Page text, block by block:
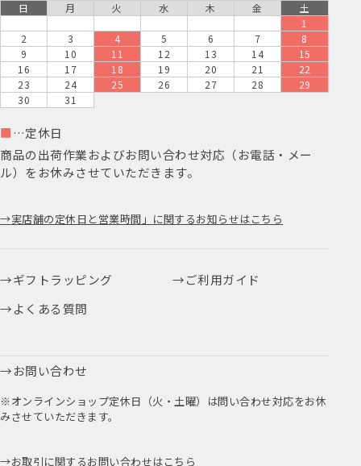
日 月 火 水 木 金
土
1
2
3 4 5 6 7
8
9
10 11 12 13 14
15
16
17 18 19 20 21
22
23
24 25 26 27 28
29
30
31
■ …定休日
商品の出荷作業およびお問い合わせ対応（お電話・メー
ル）をお休みさせていただきます。
実店舗の定休日と営業時間」に関するお知らせはこちら
ギフトラッピング
ご利用ガイド
よくある質問
お問い合わせ
※オンラインショップ定休日（火・土曜）は問い合わせ対応をお休
みさせていただきます。
お取引に関するお問い合わせはこちら